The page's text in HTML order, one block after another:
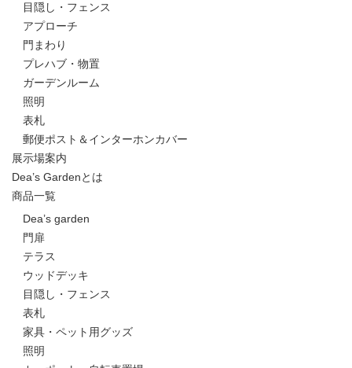
目隠し・フェンス
アプローチ
門まわり
プレハブ・物置
ガーデンルーム
照明
表札
郵便ポスト＆インターホンカバー
展示場案内
Dea’s Gardenとは
商品一覧
Dea’s garden
門扉
テラス
ウッドデッキ
目隠し・フェンス
表札
家具・ペット用グッズ
照明